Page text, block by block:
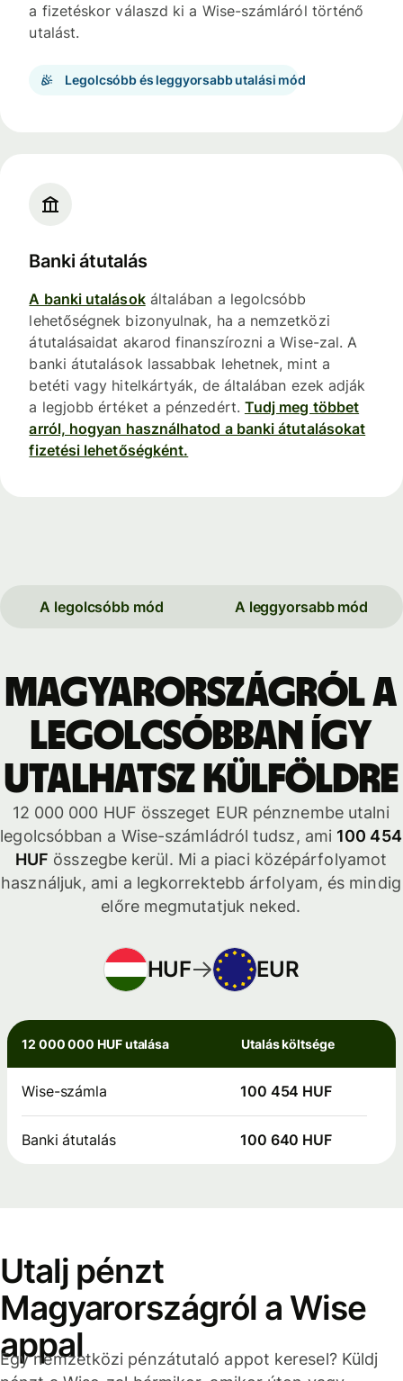
a fizetéskor válaszd ki a Wise-számláról történő
utalást.
Legolcsóbb és leggyorsabb utalási mód
Banki átutalás
A banki utalásokáltalában a legolcsóbb
lehetőségnek bizonyulnak, ha a nemzetközi
átutalásaidat akarod finanszírozni a Wise-zal. A
banki átutalások lassabbak lehetnek, mint a
betéti vagy hitelkártyák, de általában ezek adják
a legjobb értéket a pénzedért. Tudj meg többet
arról, hogyan használhatod a banki átutalásokat
fizetési lehetőségként.
A legolcsóbb mód A leggyorsabb mód
Magyarországról a
legolcsóbban így
utalhatsz külföldre
12 000 000 HUF összeget EUR pénznembe utalni
legolcsóbban a Wise-számládról tudsz, ami 100 454
HUF összegbe kerül. Mi a piaci középárfolyamot
használjuk, ami a legkorrektebb árfolyam, és mindig
előre megmutatjuk neked.
HUF EUR
12 000 000 HUF utalása Utalás költsége
Wise-számla 100 454 HUF
Banki átutalás 100 640 HUF
Utalj pénzt
Magyarországról a Wise
appal
Egy nemzetközi pénzátutaló appot keresel? Küldj